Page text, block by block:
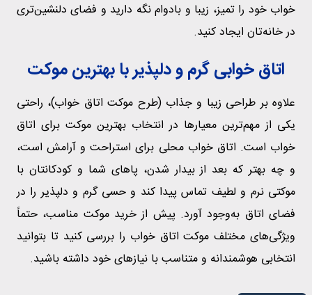
خواب خود را تمیز، زیبا و بادوام نگه دارید و فضای دلنشین‌تری
در خانه‌تان ایجاد کنید.
اتاق خوابی گرم و دلپذیر با بهترین موکت‌
علاوه بر طراحی زیبا و جذاب (طرح موکت اتاق خواب)، راحتی
یکی از مهم‌ترین معیارها در انتخاب بهترین موکت برای اتاق
خواب است. اتاق خواب محلی برای استراحت و آرامش است،
و چه بهتر که بعد از بیدار شدن، پاهای شما و کودکانتان با
موکتی نرم و لطیف تماس پیدا کند و حسی گرم و دلپذیر را در
فضای اتاق به‌وجود آورد. پیش از خرید موکت مناسب، حتماً
ویژگی‌های مختلف موکت اتاق خواب را بررسی کنید تا بتوانید
انتخابی هوشمندانه و متناسب با نیازهای خود داشته باشید.